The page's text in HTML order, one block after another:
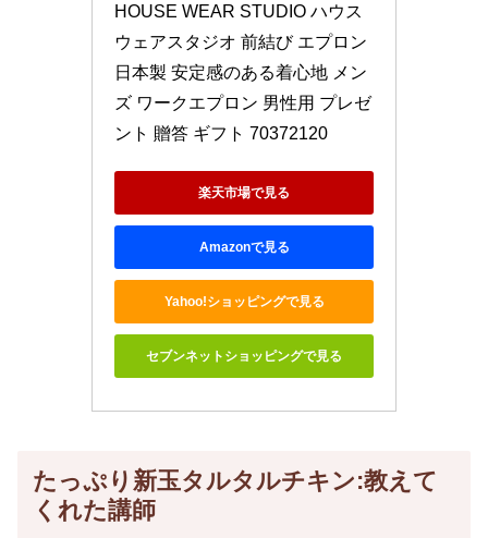
HOUSE WEAR STUDIO ハウス
ウェアスタジオ 前結び エプロン
日本製 安定感のある着心地 メン
ズ ワークエプロン 男性用 プレゼ
ント 贈答 ギフト 70372120
楽天市場で見る
Amazonで見る
Yahoo!ショッピングで見る
セブンネットショッピングで見る
たっぷり新玉タルタルチキン:教えて
くれた講師